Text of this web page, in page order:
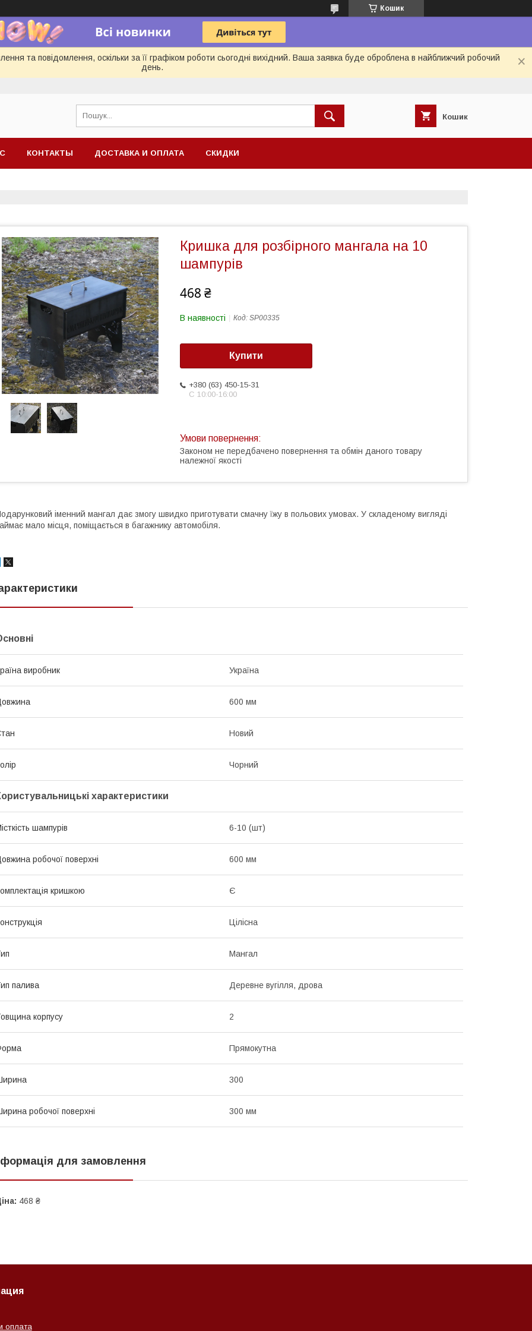
Кошик
та повідомлення, оскільки за її графіком роботи сьогодні вихідний. Ваша заявка буде оброблена в найближчий робочий
день.
Кошик
КОНТАКТЫ ДОСТАВКА И ОПЛАТА СКИДКИ
Кришка для розбірного мангала на 10
шампурів
468 ₴
В наявності Код: SP00335
Купити
+380 (63) 450-15-31
С 10:00-16:00
Законом не передбачено повернення та обмін даного товару
належної якості
іменний мангал дає змогу швидко приготувати смачну їжу в польових умовах. У складеному вигляді
мало місця, поміщається в багажнику автомобіля.
виробник Україна
600 мм
Новий
Чорний
характеристики
шампурів 6-10 (шт)
робочої поверхні 600 мм
кришкою Є
Цілісна
Мангал
палива Деревне вугілля, дрова
корпусу 2
Прямокутна
300
робочої поверхні 300 мм
для замовлення
468 ₴
оплата